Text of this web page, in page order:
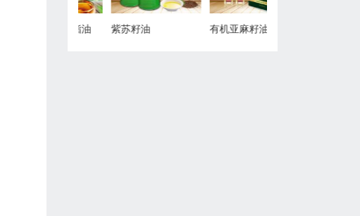
亚麻籽甘油二酯油 紫苏籽油